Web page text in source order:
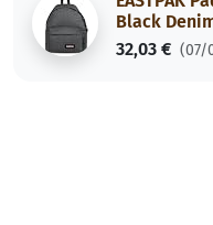
Black
32,03 € (07/